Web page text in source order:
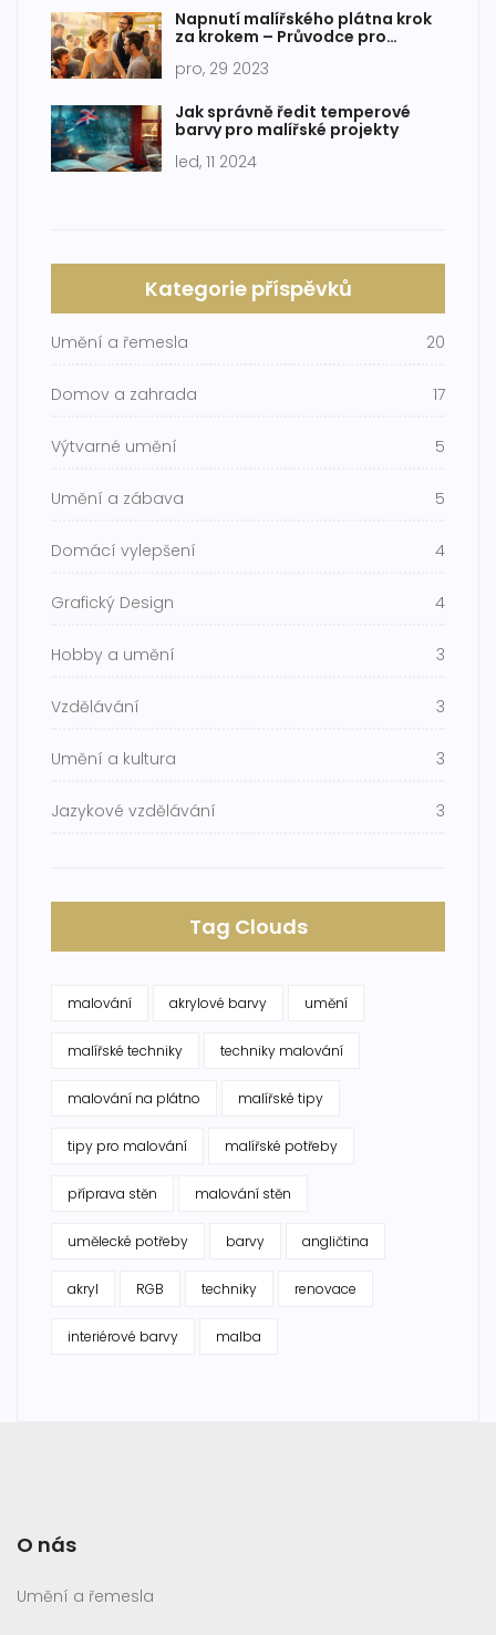
Napnutí malířského plátna krok
za krokem – Průvodce pro
pro, 29 2023
Jak správně ředit temperové
barvy pro malířské projekty
led, 11 2024
Kategorie příspěvků
Umění a řemesla 20
Domov a zahrada 17
Výtvarné umění 5
Umění a zábava 5
Domácí vylepšení 4
Grafický Design 4
Hobby a umění 3
Vzdělávání 3
Umění a kultura 3
Jazykové vzdělávání 3
Tag Clouds
malování akrylové barvy umění
malířské techniky techniky malování
malování na plátno malířské tipy
tipy pro malování malířské potřeby
příprava stěn malování stěn
umělecké potřeby barvy angličtina
akryl RGB techniky renovace
interiérové barvy malba
O nás
Umění a řemesla